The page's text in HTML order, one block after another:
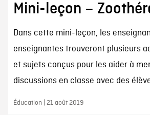
Mini-leçon –
Dans cette mini-leçon, les
enseignantes trouveront plusieurs
et sujets conçus pour les aider à
discussions en classe avec des
Éducation | 21 août 2019